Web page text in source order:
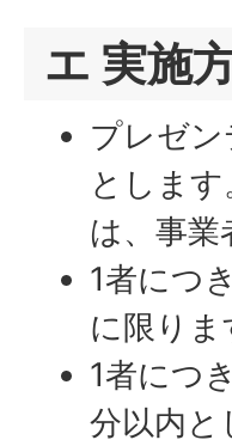
エ 実施
プレゼ
としま
は、事
1者につ
に限りま
1者につ
分以内と